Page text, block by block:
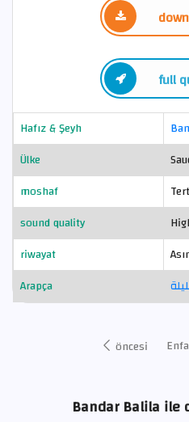
full
Hafız & Şeyh
Ülke
moshaf
sound quality
riwayat
Arapça
öncesi
Bandar Balila ile